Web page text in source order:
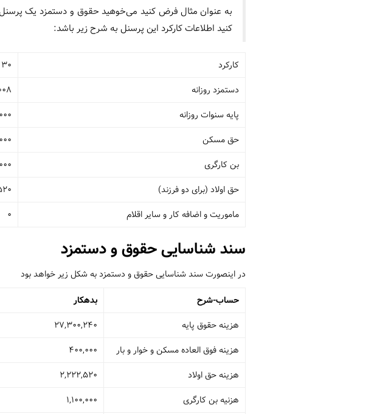
به عنوان مثال فرض کنید می‌خوهید حقوق و دستمزد یک
کنید اطلاعات کارکرد این پرسنل به شرح زیر باشد:
کارکرد
30 روز
دستمزد روزانه
پایه سنوات روزانه
حق مسکن
بن کارگری
حق اولاد (برای دو فرزند)
ماموریت و اضافه کار و سایر اقلام
0
سند شناسایی حقوق و دستمزد
در اینصورت سند شناسایی حقوق و دستمزد به شکل زیر خواهد بود
حساب-شرح
بدهکار
هزینه حقوق پایه
27,300,240
هزینه فوق العاده مسکن و خوار و بار
400,000
هزینه حق اولاد
2,222,520
هزنیه بن کارگری
1,100,000